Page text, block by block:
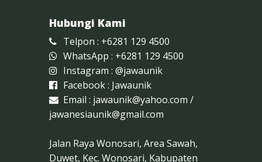
Hubungi Kami
Telpon : +6281 129 4500
WhatsApp : +6281 129 4500
Instagram : @jawaunik
Facebook : Jawaunik
Email : jawaunik@yahoo.com /
jawanesiaunik@gmail.com
Jalan Raya Wonosari, Area Sawah,
Duwet, Kec. Wonosari, Kabupaten